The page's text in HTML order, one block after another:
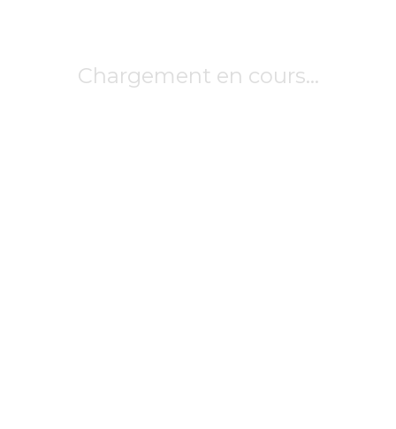
Chargement en cours…